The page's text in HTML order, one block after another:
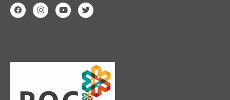
F
a
c
k
I
n
s
a
Y
o
u
T
w
i